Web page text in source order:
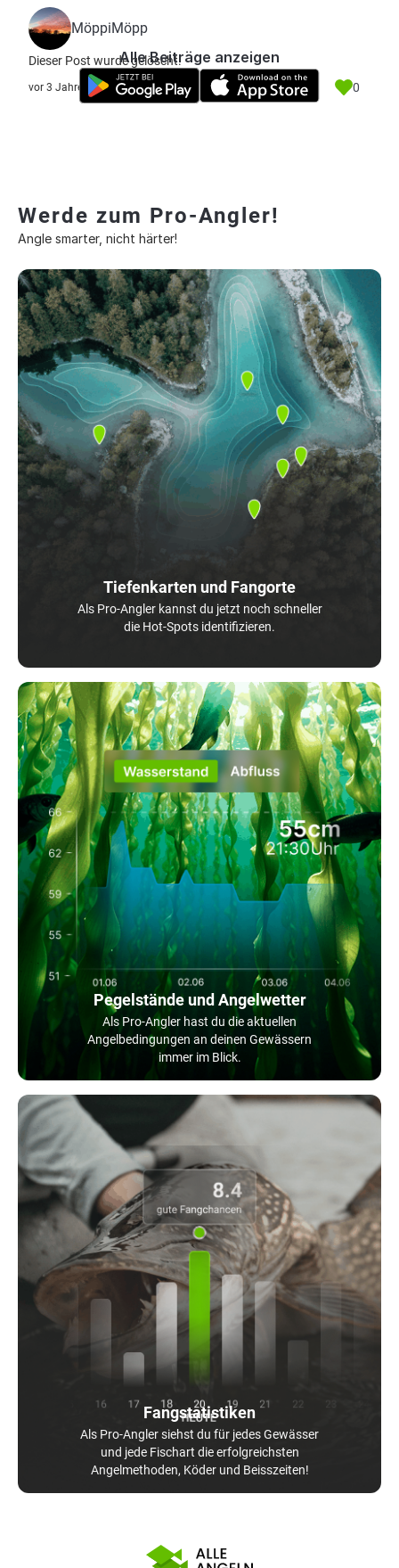
MöppiMöpp
Dieser Post wurde gelöscht.
vor 3 Jahre 0
Alle Beiträge anzeigen
Werde zum Pro-Angler!
Angle smarter, nicht härter!
Tiefenkarten und Fangorte
Als Pro-Angler kannst du jetzt noch schneller
die Hot-Spots identifizieren.
Pegelstände und Angelwetter
Als Pro-Angler hast du die aktuellen
Angelbedingungen an deinen Gewässern
immer im Blick.
Fangstatistiken
Als Pro-Angler siehst du für jedes Gewässer
und jede Fischart die erfolgreichsten
Angelmethoden, Köder und Beisszeiten!